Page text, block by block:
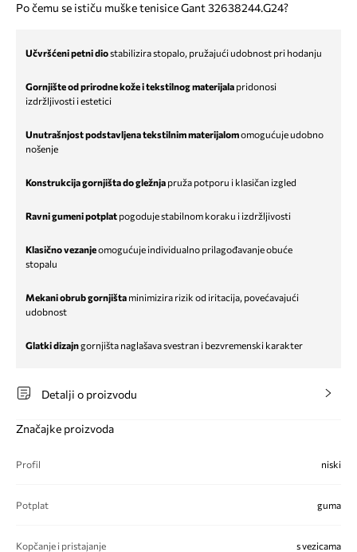
Po čemu se ističu muške tenisice Gant 32638244.G24?
Učvršćeni petni diostabilizira stopalo, pružajući udobnost pri hodanju
Gornjište od prirodne kože i tekstilnog materijala pridonosi
izdržljivosti i estetici
Unutrašnjost podstavljena tekstilnim materijalomomogućuje udobno
nošenje
Konstrukcija gornjišta do gležnja pruža potporu i klasičan izgled
Ravni gumeni potplat pogoduje stabilnom koraku i izdržljivosti
Klasično vezanjeomogućuje individualno prilagođavanje obuće
stopalu
Mekani obrub gornjišta minimizira rizik od iritacija, povećavajući
udobnost
Glatki dizajngornjišta naglašava svestran i bezvremenski karakter
Detalji o proizvodu
Značajke proizvoda
Profil niski
Potplat guma
Kopčanje i pristajanje s vezicama